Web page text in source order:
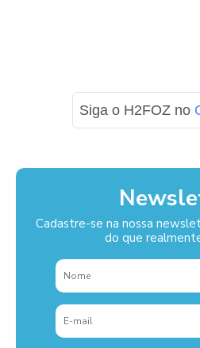
Siga o H2FOZ no
Cadastre-se na nossa
do que